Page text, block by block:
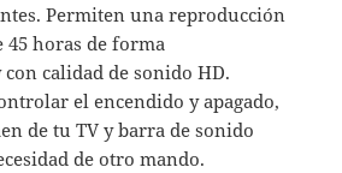
Permiten una reproducción
45 horas de forma
calidad de sonido HD.
el encendido y apagado,
de tu TV y barra de sonido
de otro mando.